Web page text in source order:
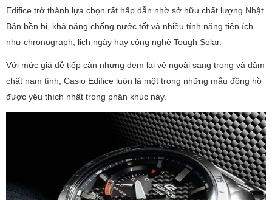
Edifice trở thành lựa chọn rất hấp dẫn nhờ sở hữu chất lượng Nhật
Bản bền bỉ, khả năng chống nước tốt và nhiều tính năng tiện ích
như chronograph, lịch ngày hay công nghệ Tough Solar.
Với mức giá dễ tiếp cận nhưng đem lại vẻ ngoài sang trọng và đậm
chất nam tính, Casio Edifice luôn là một trong những mẫu đồng hồ
được yêu thích nhất trong phân khúc này.